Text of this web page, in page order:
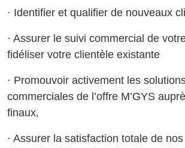
· Identifier et qualifier de nouveaux
· Assurer le suivi commercial de
fidéliser votre clientèle existante
· Promouvoir activement les
commerciales de l’offre M’GYS
finaux,
· Assurer la satisfaction totale de